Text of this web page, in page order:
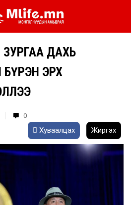
ДАХЬ
БҮРЭН ЭРХ
0
Хуваалцах Жиргэх